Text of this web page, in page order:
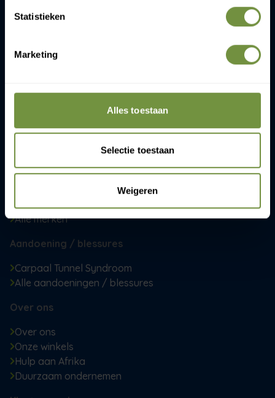
Statistieken
Marketing
Alles toestaan
Selectie toestaan
Weigeren
1215 CR Hilversum
info@thuiszorgwinkelonline.nl
Producten
Mobiliteit
Steunkousen
Alle merken
Aandoening / blessures
Carpaal Tunnel Syndroom
Alle aandoeningen / blessures
Over ons
Over ons
Onze winkels
Hulp aan Afrika
Duurzaam ondernemen